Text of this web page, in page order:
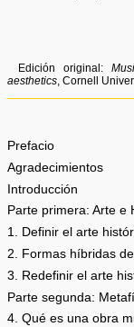
Edición original:
aesthetics, Cornell
Prefacio
Agradecimientos
Introducción
Parte primera: Arte e
1. Definir el arte
2. Formas híbridas
3. Redefinir el arte
Parte segunda:
4. Qué es una obra